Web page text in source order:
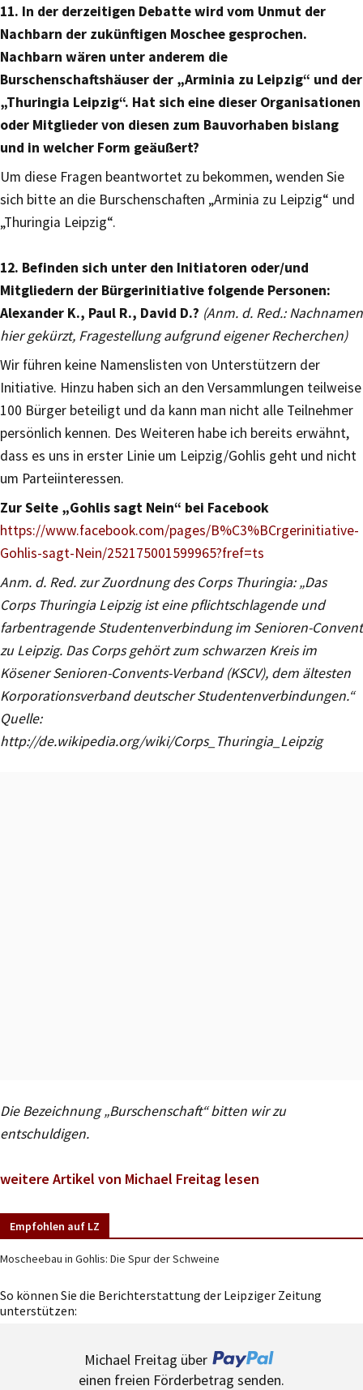
11. In der derzeitigen Debatte wird vom Unmut der
Nachbarn der zukünftigen Moschee gesprochen.
Nachbarn wären unter anderem die
Burschenschaftshäuser der „Arminia zu Leipzig“ und der
„Thuringia Leipzig“. Hat sich eine dieser Organisationen
oder Mitglieder von diesen zum Bauvorhaben bislang
und in welcher Form geäußert?
Um diese Fragen beantwortet zu bekommen, wenden Sie
sich bitte an die Burschenschaften „Arminia zu Leipzig“ und
„Thuringia Leipzig“.
12. Befinden sich unter den Initiatoren oder/und
Mitgliedern der Bürgerinitiative folgende Personen:
Alexander K., Paul R., David D.? (Anm. d. Red.: Nachnamen
hier gekürzt, Fragestellung aufgrund eigener Recherchen)
Wir führen keine Namenslisten von Unterstützern der
Initiative. Hinzu haben sich an den Versammlungen teilweise
100 Bürger beteiligt und da kann man nicht alle Teilnehmer
persönlich kennen. Des Weiteren habe ich bereits erwähnt,
dass es uns in erster Linie um Leipzig/Gohlis geht und nicht
um Parteiinteressen.
Zur Seite „Gohlis sagt Nein“ bei Facebook
https://www.facebook.com/pages/B%C3%BCrgerinitiative-
Gohlis-sagt-Nein/252175001599965?fref=ts
Anm. d. Red. zur Zuordnung des Corps Thuringia: „Das
Corps Thuringia Leipzig ist eine pflichtschlagende und
farbentragende Studentenverbindung im Senioren-Convent
zu Leipzig. Das Corps gehört zum schwarzen Kreis im
Kösener Senioren-Convents-Verband (KSCV), dem ältesten
Korporationsverband deutscher Studentenverbindungen.“
Quelle:
http://de.wikipedia.org/wiki/Corps_Thuringia_Leipzig
Die Bezeichnung „Burschenschaft“ bitten wir zu
entschuldigen.
weitere Artikel von Michael Freitag lesen
Empfohlen auf LZ
Moscheebau in Gohlis: Die Spur der Schweine
So können Sie die Berichterstattung der Leipziger Zeitung
unterstützen:
Michael Freitag über
einen freien Förderbetrag senden.